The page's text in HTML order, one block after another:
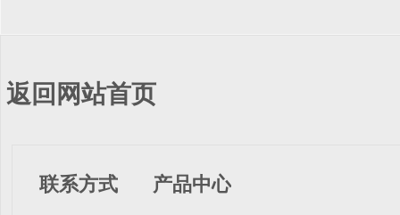
返回网站首页
联系方式 产品中心